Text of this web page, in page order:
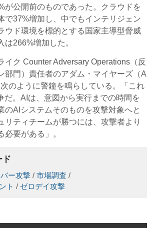
が公開前のものであった。クラウドを
で37%増加し、中でもインテリジェン
ウド環境を標的とする国家主導型脅威
は266%増加した。
ク Counter Adversary Operations（反
部門）責任者のアダム・マイヤーズ（A
のように警鐘を鳴らしている。「これ
だ。AIは、意図から実行までの時間を
のAIシステムそのものを攻撃対象へと
リティチームが勝つには、攻撃者より
必要がある」。
ド
ー攻撃 / 市場調査 /
ト / ゼロデイ攻撃